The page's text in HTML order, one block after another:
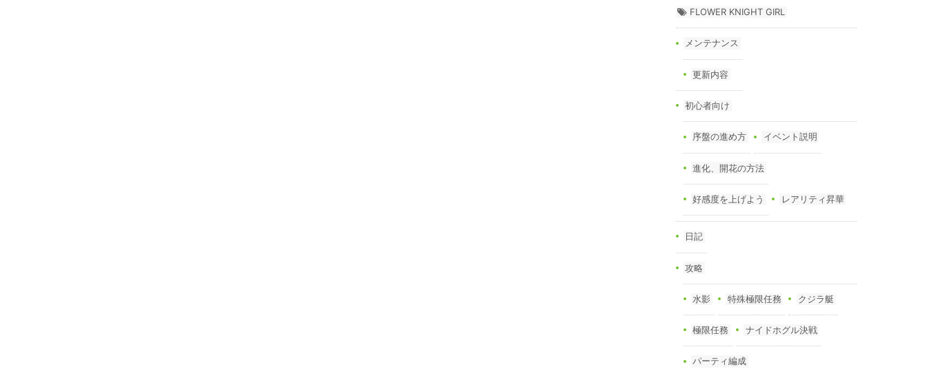
FLOWER KNIGHT GIRL
メンテナンス
更新内容
初心者向け
序盤の進め方 イベント説明
進化、開花の方法
好感度を上げよう レアリティ昇華
日記
攻略
水影 特殊極限任務 クジラ艇
極限任務 ナイドホグル決戦
パーティ編成